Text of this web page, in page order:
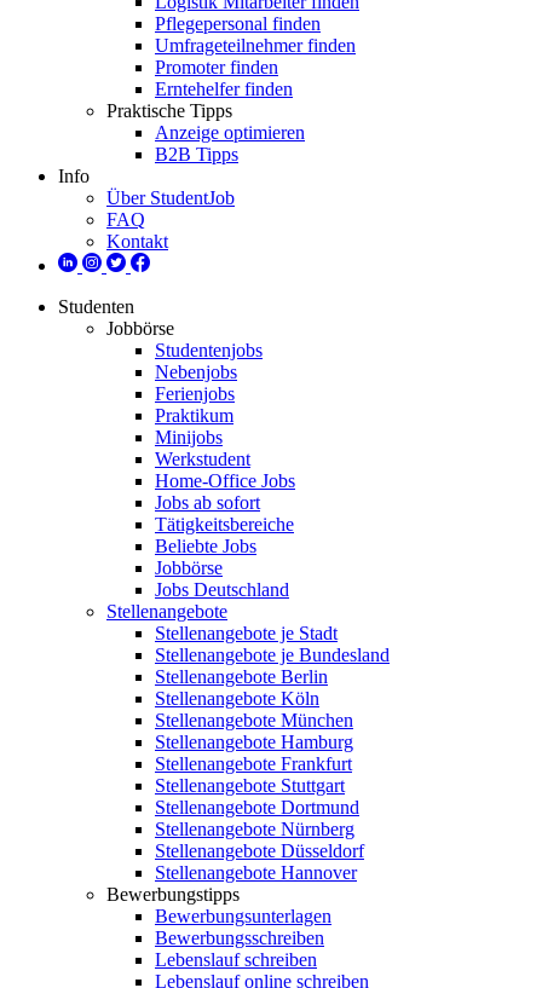
Pflegepersonal finden
Umfrageteilnehmer finden
Promoter finden
Erntehelfer finden
Praktische Tipps
Anzeige optimieren
B2B Tipps
Info
Über StudentJob
FAQ
Kontakt
Studenten
Jobbörse
Studentenjobs
Nebenjobs
Ferienjobs
Praktikum
Minijobs
Werkstudent
Home-Office Jobs
Jobs ab sofort
Tätigkeitsbereiche
Beliebte Jobs
Jobbörse
Jobs Deutschland
Stellenangebote
Stellenangebote je Stadt
Stellenangebote je Bundesland
Stellenangebote Berlin
Stellenangebote Köln
Stellenangebote München
Stellenangebote Hamburg
Stellenangebote Frankfurt
Stellenangebote Stuttgart
Stellenangebote Dortmund
Stellenangebote Nürnberg
Stellenangebote Düsseldorf
Stellenangebote Hannover
Bewerbungstipps
Bewerbungsunterlagen
Bewerbungsschreiben
Lebenslauf schreiben
Lebenslauf online schreiben